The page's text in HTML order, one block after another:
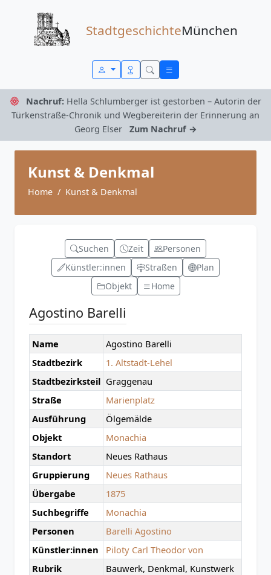
StadtgeschichteMünchen
Nachruf: Hella Schlumberger ist gestorben – Autorin der
Türkenstraße-Chronik und Wegbereiterin der Erinnerung an
Georg Elser
Zum Nachruf →
Kunst & Denkmal
Home Kunst & Denkmal
Suchen Zeit
Personen
Künstler:innen
Straßen
Plan
Objekt
Home
Agostino Barelli
Name
Agostino Barelli
Stadtbezirk
1. Altstadt-Lehel
Stadtbezirksteil Graggenau
Straße
Marienplatz
Ausführung
Ölgemälde
Objekt
Monachia
Standort
Neues Rathaus
Gruppierung
Neues Rathaus
Übergabe
1875
Suchbegriffe
Monachia
Personen
Barelli Agostino
Künstler:innen
Piloty Carl Theodor von
Rubrik
Bauwerk, Denkmal, Kunstwerk